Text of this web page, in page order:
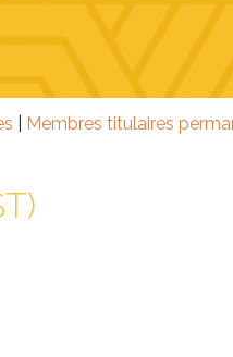
Membres titulaires